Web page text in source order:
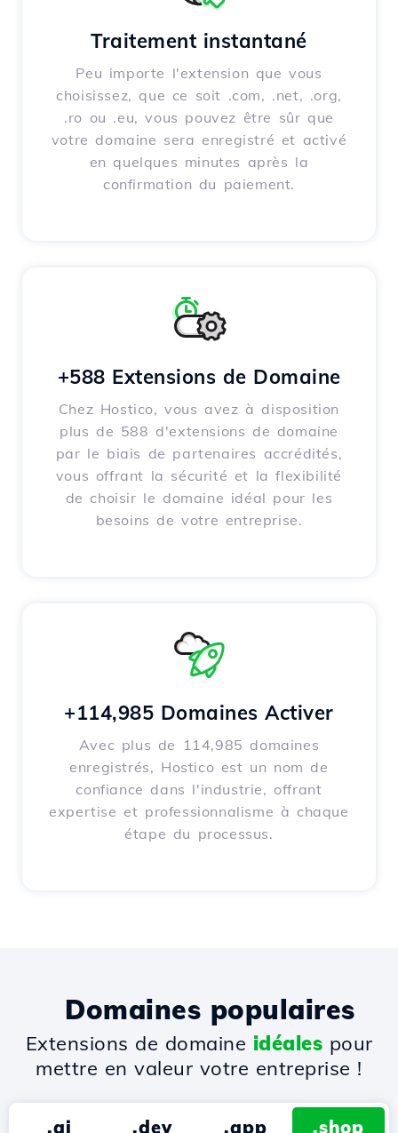
Traitement instantané
Peu importe l'extension que vous
choisissez, que ce soit .com, .net, .org,
.ro ou .eu, vous pouvez être sûr que
votre domaine sera enregistré et activé
en quelques minutes après la
confirmation du paiement.
+588 Extensions de Domaine
Chez Hostico, vous avez à disposition
plus de 588 d'extensions de domaine
par le biais de partenaires accrédités,
vous offrant la sécurité et la flexibilité
de choisir le domaine idéal pour les
besoins de votre entreprise.
+114,985 Domaines Activer
Avec plus de 114,985 domaines
enregistrés, Hostico est un nom de
confiance dans l'industrie, offrant
expertise et professionnalisme à chaque
étape du processus.
Domaines populaires
Extensions de domaine idéales pour
mettre en valeur votre entreprise !
.ai .dev .app .shop